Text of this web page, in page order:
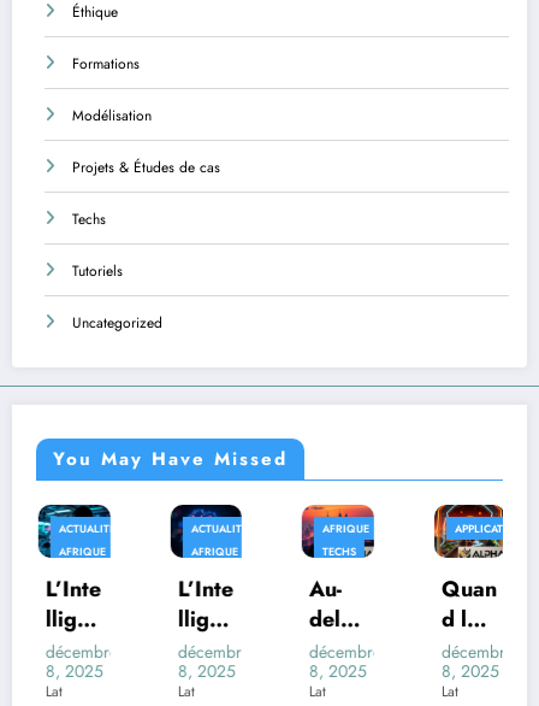
Éthique
Formations
Modélisation
Projets & Études de cas
Techs
Tutoriels
Uncategorized
You May Have Missed
ACTUALITÉS
AFRIQUE
L’Inte
lligen
ce
Artifi
décembre
8, 2025
AFRIQUE
TECHS
Au-
delà
des
Trans
décembre
8, 2025
APPLICATIONS
Quan
d la
Fictio
n
décembre
8, 2025
TECHS
L’Inte
lligen
ce
Artifi
8, 2025